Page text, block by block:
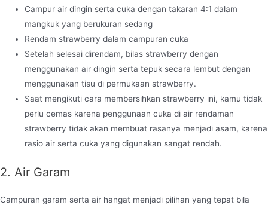
Campur air dingin serta cuka dengan takaran 4:1 dalam
mangkuk yang berukuran sedang
Rendam strawberry dalam campuran cuka
Setelah selesai direndam, bilas strawberry dengan
menggunakan air dingin serta tepuk secara lembut dengan
menggunakan tisu di permukaan strawberry.
Saat mengikuti cara membersihkan strawberry ini, kamu tidak
perlu cemas karena penggunaan cuka di air rendaman
strawberry tidak akan membuat rasanya menjadi asam, karena
rasio air serta cuka yang digunakan sangat rendah.
2. Air Garam
Campuran garam serta air hangat menjadi pilihan yang tepat bila